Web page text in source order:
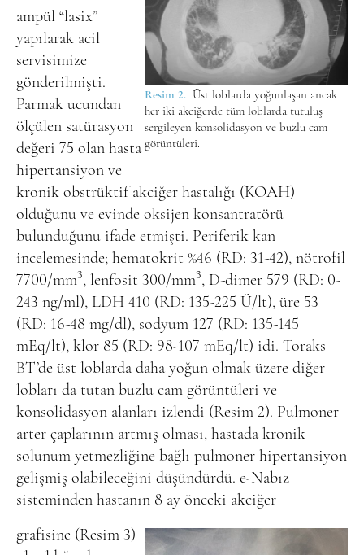
Resim 2. Üst loblarda yoğunlaşan ancak
her iki akciğerde tüm loblarda tutuluş
sergileyen konsolidasyon ve buzlu cam
görüntüleri.
ampül “lasix”
yapılarak acil
servisimize
gönderilmişti.
Parmak ucundan
ölçülen satürasyon
değeri 75 olan hasta
hipertansiyon ve
kronik obstrüktif akciğer hastalığı (KOAH)
olduğunu ve evinde oksijen konsantratörü
bulunduğunu ifade etmişti. Periferik kan
incelemesinde; hematokrit %46 (RD: 31-42), nötrofil
7700/mm3, lenfosit 300/mm3, D-dimer 579 (RD: 0-
243 ng/ml), LDH 410 (RD: 135-225 Ü/lt), üre 53
(RD: 16-48 mg/dl), sodyum 127 (RD: 135-145
mEq/lt), klor 85 (RD: 98-107 mEq/lt) idi. Toraks
BT’de üst loblarda daha yoğun olmak üzere diğer
lobları da tutan buzlu cam görüntüleri ve
konsolidasyon alanları izlendi (Resim 2). Pulmoner
arter çaplarının artmış olması, hastada kronik
solunum yetmezliğine bağlı pulmoner hipertansiyon
gelişmiş olabileceğini düşündürdü. e-Nabız
sisteminden hastanın 8 ay önceki akciğer
grafisine (Resim 3)